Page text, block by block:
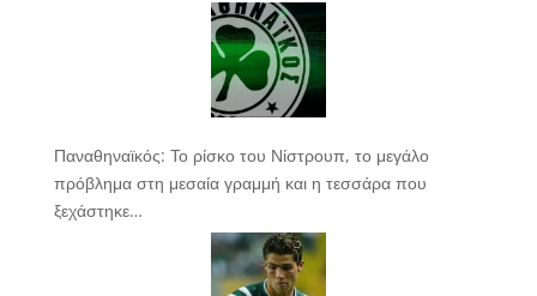
Παναθηναϊκός: Το ρίσκο του Νίστρουπ, το μεγάλο
πρόβλημα στη μεσαία γραμμή και η τεσσάρα που
ξεχάστηκε…